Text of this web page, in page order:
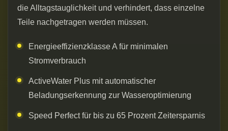
die Alltagstauglichkeit und verhindert, dass einzelne
Teile nachgetragen werden müssen.
Energieeffizienzklasse A für minimalen
Stromverbrauch
ActiveWater Plus mit automatischer
Beladungserkennung zur Wasseroptimierung
Speed Perfect für bis zu 65 Prozent Zeitersparnis